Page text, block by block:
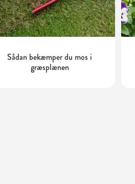
Sådan bekæmper du mos i
græsplænen